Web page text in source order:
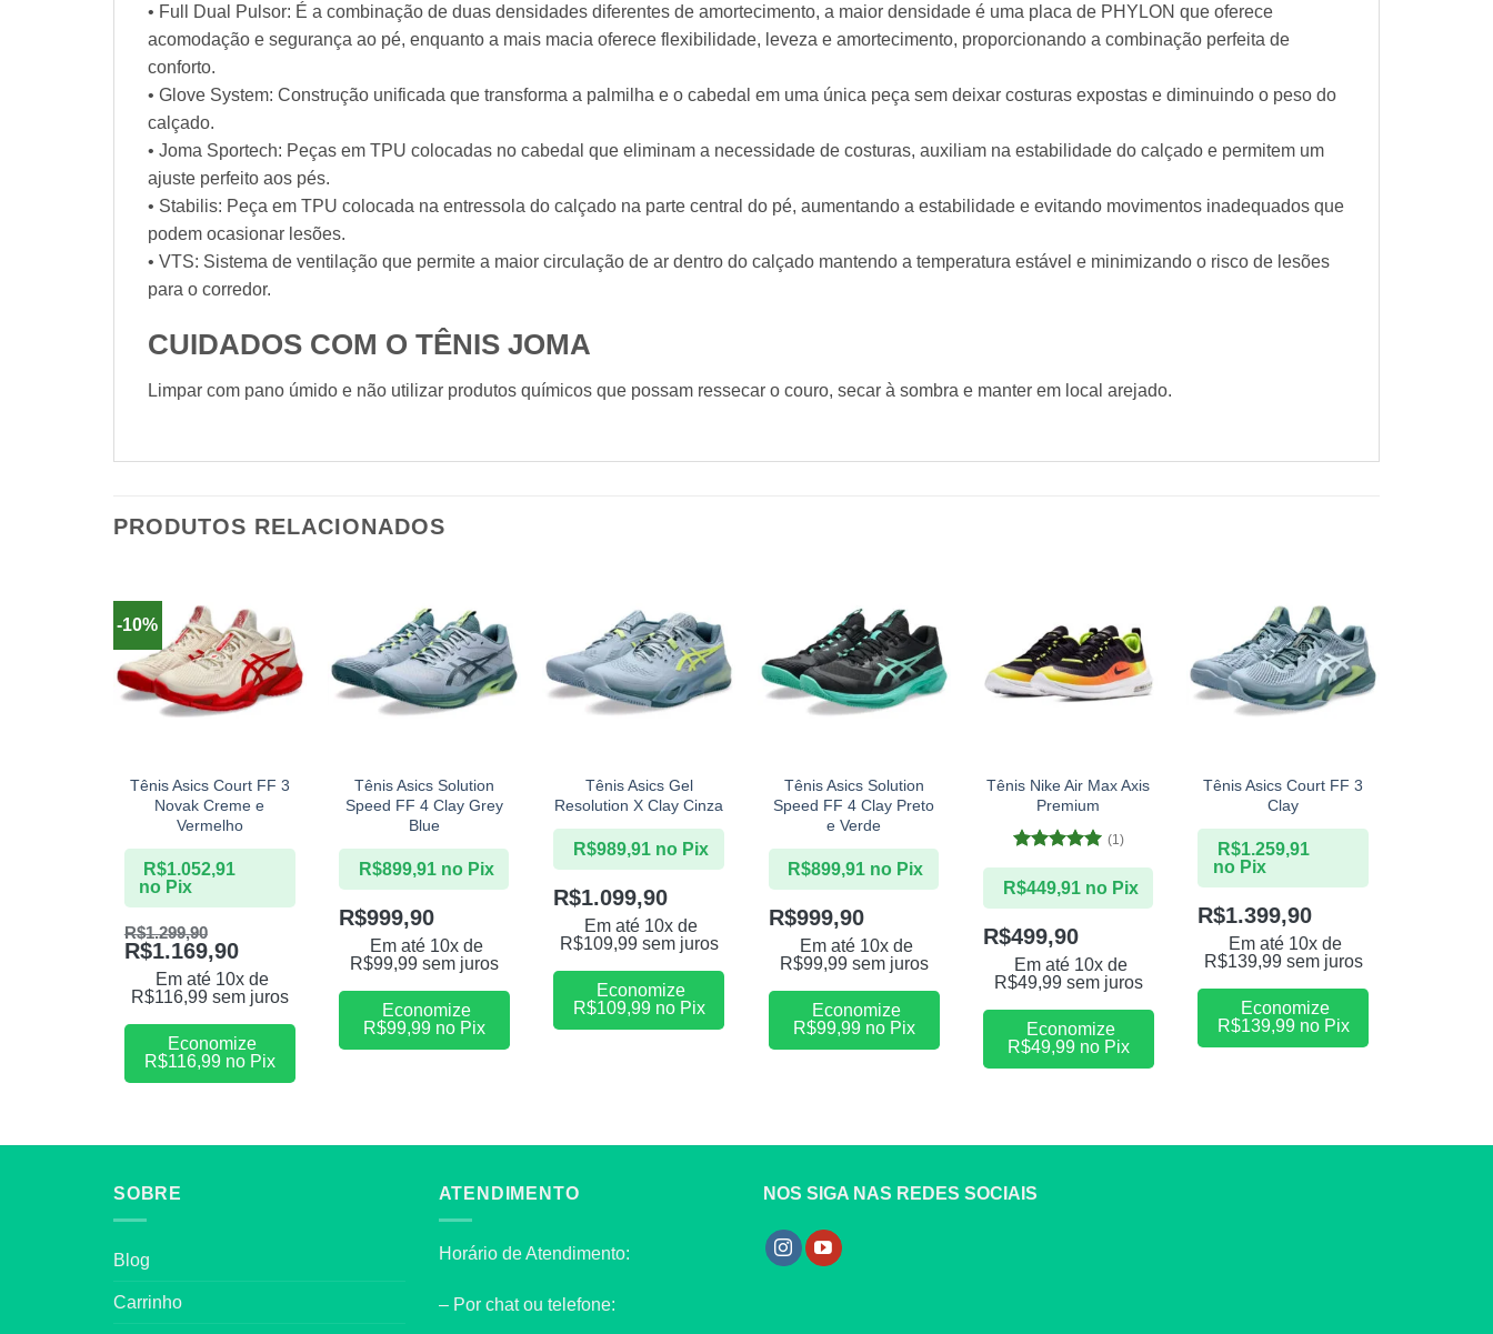
• Full Dual Pulsor: É a combinação de duas densidades diferentes de amortecimento, a maior densidade é uma placa de PHYLON que oferece
acomodação e segurança ao pé, enquanto a mais macia oferece flexibilidade, leveza e amortecimento, proporcionando a combinação perfeita de
conforto.
• Glove System: Construção unificada que transforma a palmilha e o cabedal em uma única peça sem deixar costuras expostas e diminuindo o peso do
calçado.
• Joma Sportech: Peças em TPU colocadas no cabedal que eliminam a necessidade de costuras, auxiliam na estabilidade do calçado e permitem um
ajuste perfeito aos pés.
• Stabilis: Peça em TPU colocada na entressola do calçado na parte central do pé, aumentando a estabilidade e evitando movimentos inadequados que
podem ocasionar lesões.
• VTS: Sistema de ventilação que permite a maior circulação de ar dentro do calçado mantendo a temperatura estável e minimizando o risco de lesões
para o corredor.
CUIDADOS COM O TÊNIS JOMA
Limpar com pano úmido e não utilizar produtos químicos que possam ressecar o couro, secar à sombra e manter em local arejado.
PRODUTOS RELACIONADOS
-10%
Tênis Asics Court FF 3
Novak Creme e
Vermelho
R$1.299,90
R$1.169,90
Em até 10x de
R$116,99sem juros
R$1.052,91
no Pix
Economize
R$116,99no Pix
Tênis Asics Solution
Speed FF 4 Clay Grey
Blue
R$999,90
Em até 10x de
R$99,99sem juros
R$899,91 no Pix
Economize
R$99,99no Pix
Tênis Asics Gel
Resolution X Clay Cinza
R$1.099,90
Em até 10x de
R$109,99sem juros
R$989,91 no Pix
Economize
R$109,99no Pix
Tênis Asics Solution
Speed FF 4 Clay Preto
e Verde
R$999,90
Em até 10x de
R$99,99sem juros
R$899,91 no Pix
Economize
R$99,99no Pix
Tênis Nike Air Max Axis
Premium
Avaliação5
de 5
(1)
R$499,90
Em até 10x de
R$49,99sem juros
R$449,91 no Pix
Economize
R$49,99no Pix
Tênis Asics Court FF 3
Clay
R$1.399,90
Em até 10x de
R$139,99sem juros
R$1.259,91
no Pix
Economize
R$139,99no Pix
SOBRE
Blog
Carrinho
ATENDIMENTO
Horário de Atendimento:
– Por chat ou telefone:
NOS SIGA NAS REDES SOCIAIS